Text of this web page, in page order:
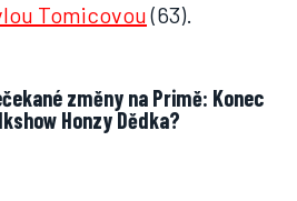
Tomicovou(63).
změny na Primě: Konec
Honzy Dědka?